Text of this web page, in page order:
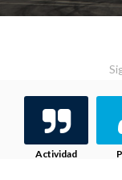
Actividad